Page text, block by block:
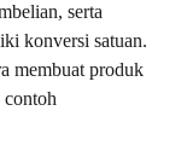
serta
konversi satuan.
membuat produk
contoh